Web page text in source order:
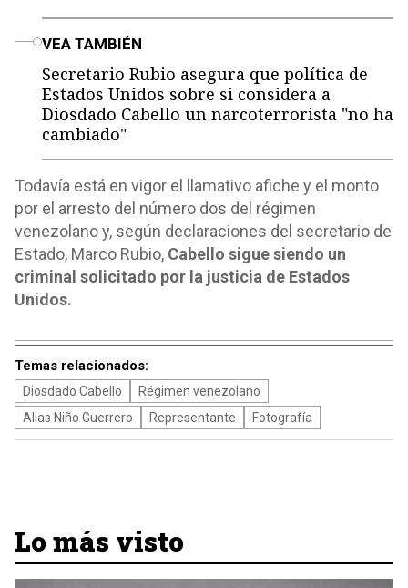
VEA TAMBIÉN
Secretario Rubio asegura que política de
Estados Unidos sobre si considera a
Diosdado Cabello un narcoterrorista "no ha
cambiado"
Todavía está en vigor el llamativo afiche y el monto
por el arresto del número dos del régimen
venezolano y, según declaraciones del secretario de
Estado, Marco Rubio, Cabello sigue siendo un
criminal solicitado por la justicia de Estados
Unidos.
Temas relacionados:
Diosdado Cabello
Régimen venezolano
Alias Niño Guerrero
Representante Fotografía
Lo más visto